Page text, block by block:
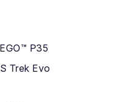
P35
Trek Evo